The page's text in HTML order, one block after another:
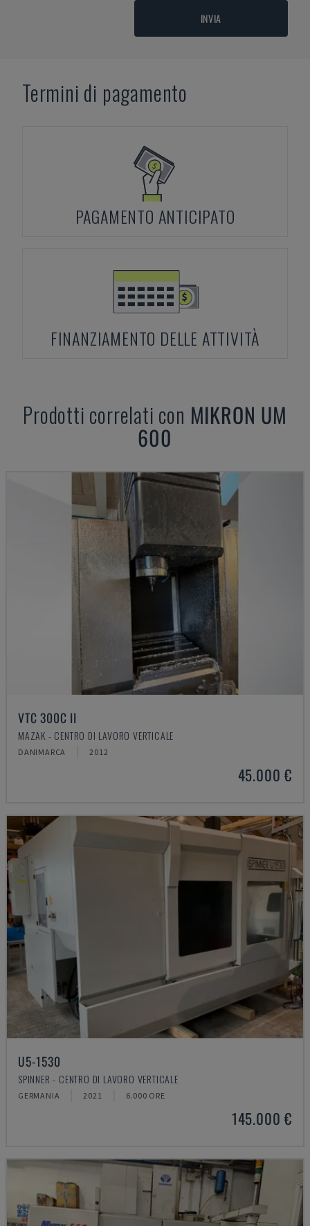
INVIA
Termini di pagamento
PAGAMENTO ANTICIPATO
FINANZIAMENTO DELLE ATTIVITÀ
Prodotti correlati con MIKRON UM
600
VTC 300C II
MAZAK - CENTRO DI LAVORO VERTICALE
DANIMARCA 2012
45.000 €
U5-1530
SPINNER - CENTRO DI LAVORO VERTICALE
GERMANIA 2021 6.000 ORE
145.000 €